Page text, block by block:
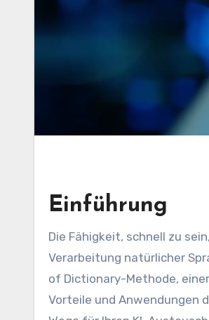
Einführung
Die Fähigkeit, schnell zu sein, ist in den sich rasch entwickelnden Bereichen der künstlichen Intelligenz und der
Verarbeitung natürlicher
of Dictionary-Methode,
Vorteile und Anwendungen